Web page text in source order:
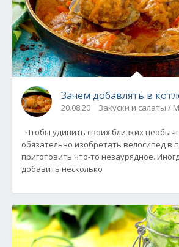
Зачем добавлять в
20.08.20 Закуски и салаты /
Чтобы удивить своих близких
обязательно изобретать велосипед в
приготовить что-то незаурядное.
добавить несколько